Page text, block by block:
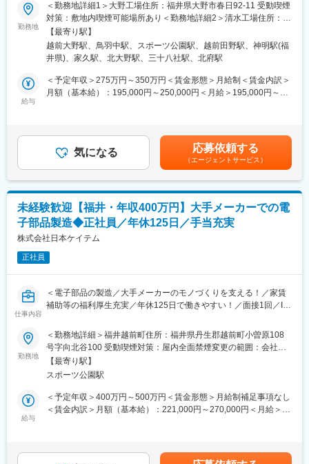
各種プラントの設計施工、設備工事、保全・メンテナンス、等
＜業務請負対象業界＞
高圧ガス／エネルギー／化学／製薬／医療／電子／食品／水
■当社の魅力・社風：
ているためベンチャー気質です。
入社1年で事業チームのリーダーを任せることもあるくらい年功序
■福利厚生について：
2024年7月 本社にフィットネスジムを完備した福利厚生棟オー
プンしました。また、メンター制度の採択も決定し現在準備中で
す。
従業員の心と体の健康をサポートする体制づくりに力を入れてい
ます。
～日勤のみ・月平均残業10時間◎/業界・職種未経験歓迎/マイカー
通勤・駐車場無料/研修制度充実！～
～手に職つけたい方おすすめ！！育成体制◎未経験の方も安心し
てご入社頂けます！工場内は女性社員も多く在籍しております～
■業務内容：
当社にて、生産工として製品の組立・検査等をお任せいたしま
作業手順書を元に各種電子回路ユニット組立作業または分析計測
器の組立作業、検査作業
※基盤の組立や本体の組立、パーツの組立や検査等、適性を見なが
業となります。
■入社後について：
入社後はマンツーマンで分かり易く指導し、適性を鑑みてお任せ
する工程を決定いたします。機械を扱う工程などもOJTにて詳し
く学べます。独り立ちまでには約3か月～半年程を予定しておりま
す。過去未経験からご入社された方も活躍しておりますのでご安
心ください。
■組織構成：
・清水工場：約100名規模（主任／係長クラス：約10名）
・大野工場：約50名規模（主任／係長クラス：3名）
工程ごとに複数のグループに分かれています。各グループは５～
10名の体制で、20代～60代の幅広い年代がそれぞれグループにな
■将来のキャリアパス：
勤務地
＜勤務地詳細1＞大野工場住所：福井県大野市春日92-11 受動喫煙
対策：敷地内喫煙可能場所あり＜勤務地詳細2＞清水工場住所：福
井県福井市甑谷町28-1-9 受動喫煙対策：敷地内喫煙可能場所あり
＜勤務地詳細3＞武生工場住所：福井県越前市北府4丁目6-30 受動
喫煙対策：敷地内喫煙可能場所あり変更の範囲：会社の定める事
【最寄り駅】
越前大野駅、鳥羽中駅、スポーツ公園駅、越前田野駅、神明駅(福
井県)、家久駅、北大野駅、三十八社駅、北府駅
給与
＜予定年収＞275万円～350万円＜賃金形態＞月給制＜賃金内訳＞
月額（基本給）：195,000円～250,000円＜月給＞195,000円～
す。月給(月額)は固定手当を含めた表記です。
気になる 応募依頼する
（エージェントサービス）
未経験歓迎【福井・年収400万円】大手メーカーでの電
子部品製造◆正社員／年休125日／手当充実
株式会社日本ケイテム
正社員
仕事内容
＜電子部品の製造／大手メーカーのモノづくりを支える！／家賃
補助等の福利厚生充実／年休125日で働きやすい！／面接1回／I・
業界トップクラスの電子部品メーカーでのお仕事になります。
電子部品は、スマホやタブレット、自動車などに多数使われてお
り、急成長を遂げている分野です。
当社とは10年来のお取引があり、多数の社員が働いています。
■製造マシンオペレータ
また重量物を取り扱うこともありません。
勤務地
＜勤務地詳細＞福井越前町住所：福井県丹生郡越前町小曽原108
号字向北谷100 受動喫煙対策：屋内全面禁煙変更の範囲：会社の
定める事業所
【最寄り駅】
スポーツ公園駅
給与
＜予定年収＞400万円～500万円＜賃金形態＞月給制補足事項なし
＜賃金内訳＞月額（基本給）：221,000円～270,000円＜月給＞
り、選考を通じて上下する可能性があります。月給(月額)は固定手